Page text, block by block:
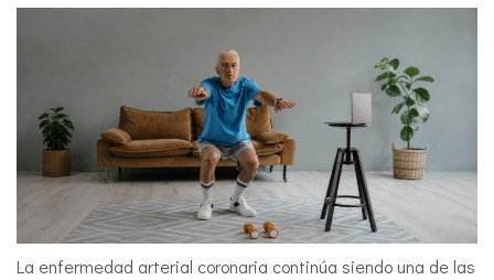
La enfermedad arterial coronaria continúa siendo una de las